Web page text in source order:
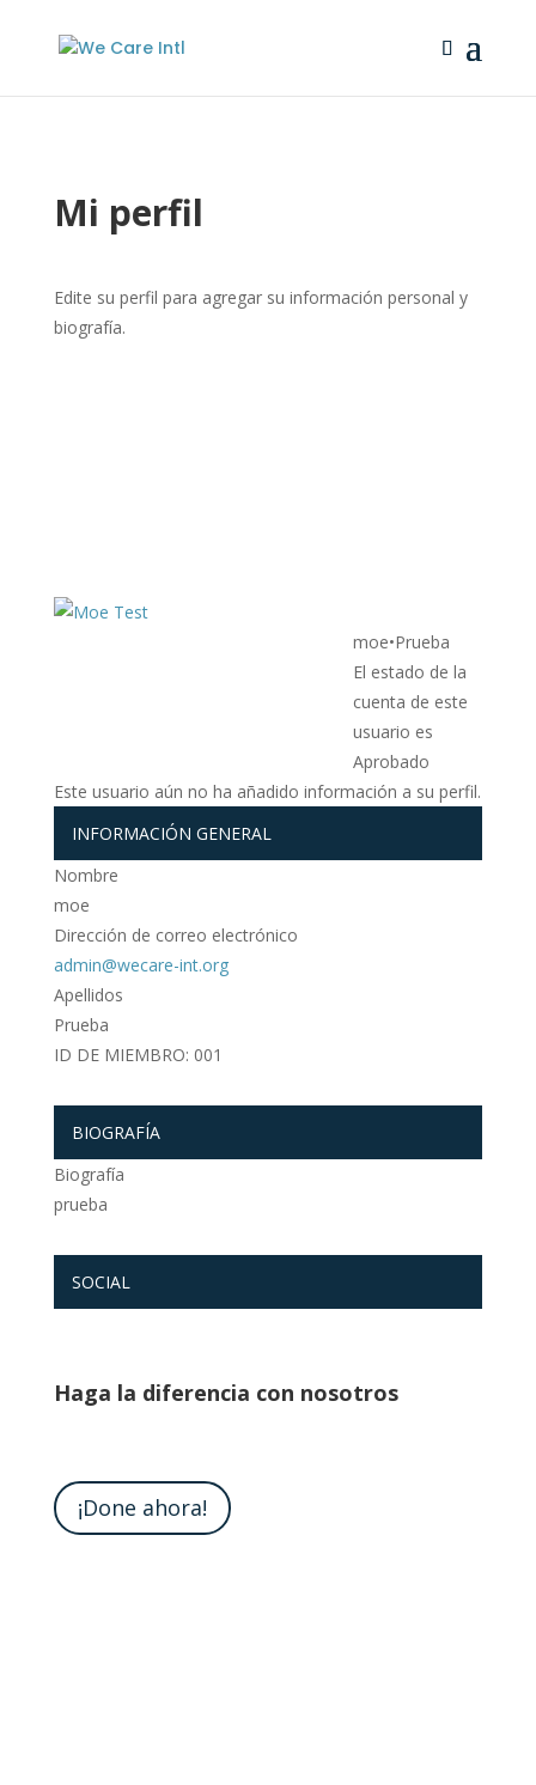
Mi perfil
Edite su perfil para agregar su información personal y
biografía.
moe•Prueba
El estado de la
cuenta de este
usuario es
Aprobado
Este usuario aún no ha añadido información a su perfil.
INFORMACIÓN GENERAL
Nombre
moe
Dirección de correo electrónico
admin@wecare-int.org
Apellidos
Prueba
ID DE MIEMBRO: 001
BIOGRAFÍA
Biografía
prueba
SOCIAL
Haga la diferencia con nosotros
¡Done ahora!